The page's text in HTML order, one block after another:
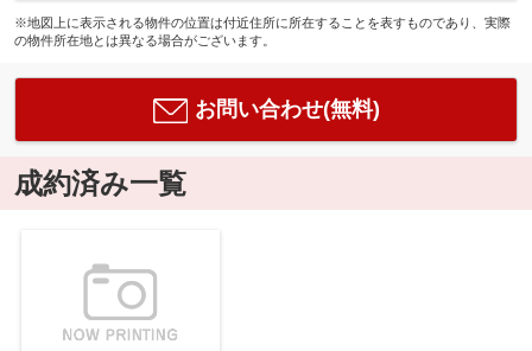
※地図上に表示される物件の位置は付近住所に所在することを表すものであり、実際
の物件所在地とは異なる場合がございます。
お問い合わせ(無料)
成約済み一覧